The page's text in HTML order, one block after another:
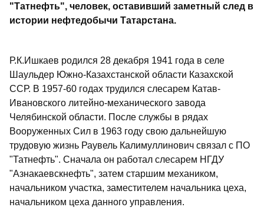
"Татнефть", человек, оставивший заметный след в
истории нефтедобычи Татарстана.
Р.К.Ишкаев родился 28 декабря 1941 года в селе
Шаульдер Южно-Казахстанской области Казахской
ССР. В 1957-60 годах трудился слесарем Катав-
Ивановского литейно-механического завода
Челябинской области. После службы в рядах
Вооруженных Сил в 1963 году свою дальнейшую
трудовую жизнь Раувель Калимуллинович связал с ПО
"Татнефть". Сначала он работал слесарем НГДУ
"Азнакаевскнефть", затем старшим механиком,
начальником участка, заместителем начальника цеха,
начальником цеха данного управления.